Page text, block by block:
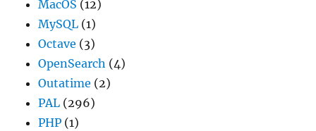
MacOS (12)
MySQL (1)
Octave (3)
OpenSearch (4)
Outatime (2)
PAL (296)
PHP (1)